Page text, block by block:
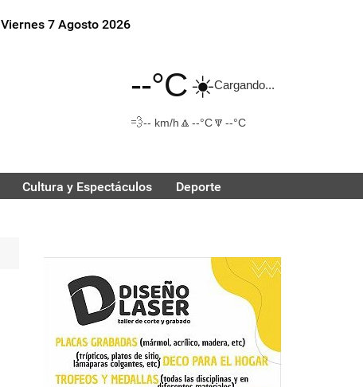
Viernes 7 Agosto 2026
--°C☀️Cargando...
💨-- km/h 🔼 --°C🔽 --°C
Cultura y Espectáculos Deporte